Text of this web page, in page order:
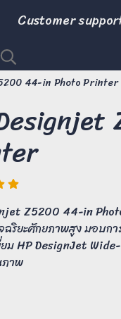
Customer
44-in Photo Printer
Z5200 44-in
ริยะศักยภาพสูง มอบก
ม HP DesignJet
าพ